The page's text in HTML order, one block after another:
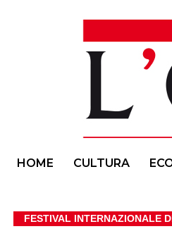
HOME CULTURA
FESTIVAL INTERNAZIONALE